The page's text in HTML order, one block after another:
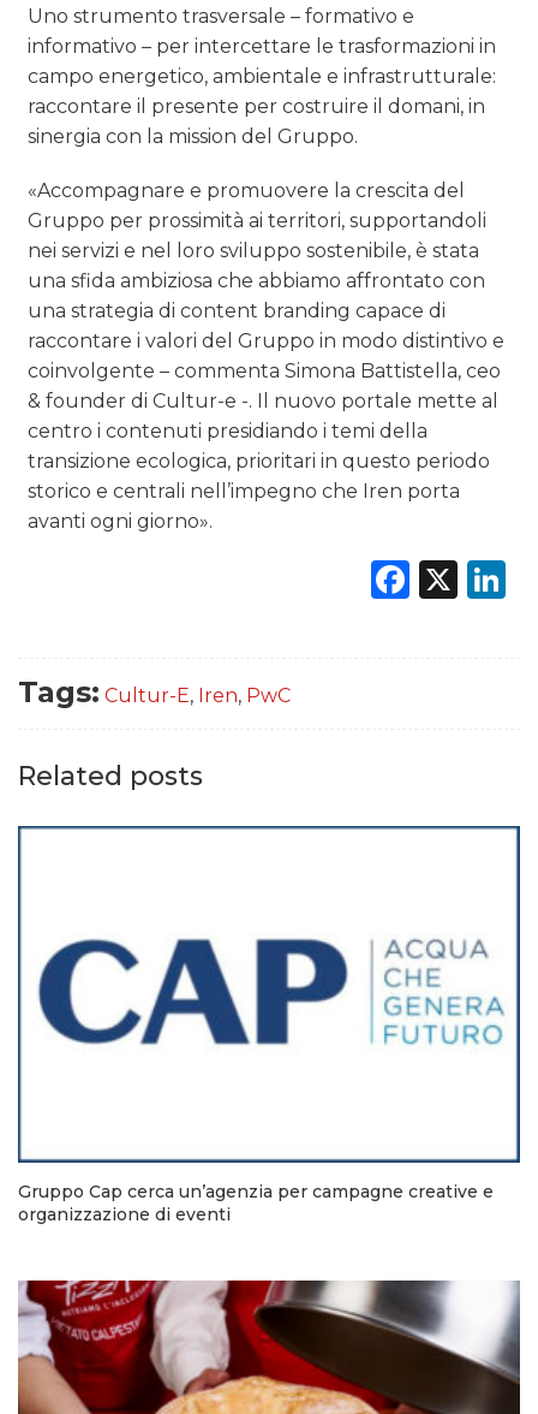
Uno strumento trasversale – formativo e
informativo – per intercettare le trasformazioni in
campo energetico, ambientale e infrastrutturale:
raccontare il presente per costruire il domani, in
sinergia con la mission del Gruppo.
«Accompagnare e promuovere la crescita del
Gruppo per prossimità ai territori, supportandoli
nei servizi e nel loro sviluppo sostenibile, è stata
una sfida ambiziosa che abbiamo affrontato con
una strategia di content branding capace di
raccontare i valori del Gruppo in modo distintivo e
coinvolgente – commenta Simona Battistella, ceo
& founder di Cultur-e -. Il nuovo portale mette al
centro i contenuti presidiando i temi della
transizione ecologica, prioritari in questo periodo
storico e centrali nell’impegno che Iren porta
avanti ogni giorno».
X
Tags: Cultur-E, Iren, PwC
Related posts
Gruppo Cap cerca un’agenzia per campagne creative e
organizzazione di eventi